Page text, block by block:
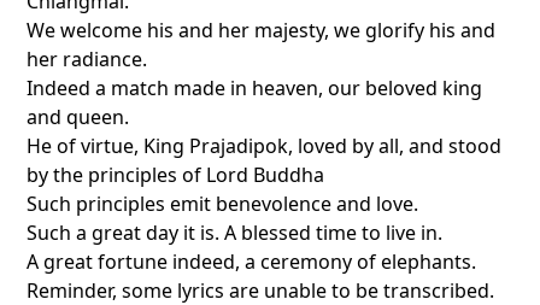
We welcome his and her majesty, we glorify his and
her radiance.
Indeed a match made in heaven, our beloved king
and queen.
He of virtue, King Prajadipok, loved by all, and stood
by the principles of Lord Buddha
Such principles emit benevolence and love.
Such a great day it is. A blessed time to live in.
A great fortune indeed, a ceremony of elephants.
Reminder, some lyrics are unable to be transcribed.